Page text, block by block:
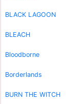
BLACK LAGOON
BLEACH
Bloodborne
Borderlands
BURN THE WITCH